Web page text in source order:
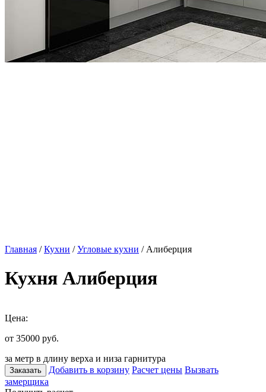
Главная /Кухни /Угловые кухни / Алиберция
Кухня Алиберция
Цена:
от 35000 руб.
за метр в длину верха и низа гарнитура
Заказать Добавить в корзину Расчет цены Вызвать
замерщика